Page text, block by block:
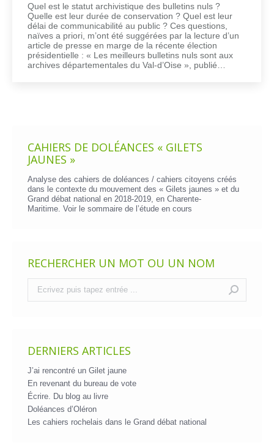
Quel est le statut archivistique des bulletins nuls ?
Quelle est leur durée de conservation ? Quel est leur
délai de communicabilité au public ? Ces questions,
naïves a priori, m’ont été suggérées par la lecture d’un
article de presse en marge de la récente élection
présidentielle : « Les meilleurs bulletins nuls sont aux
archives départementales du Val-d’Oise », publié…
CAHIERS DE DOLÉANCES « GILETS
JAUNES »
Analyse des cahiers de doléances / cahiers citoyens créés
dans le contexte du mouvement des « Gilets jaunes » et du
Grand débat national en 2018-2019, en Charente-
Maritime. Voir le sommaire de l’étude en cours
RECHERCHER UN MOT OU UN NOM
DERNIERS ARTICLES
J’ai rencontré un Gilet jaune
En revenant du bureau de vote
Écrire. Du blog au livre
Doléances d’Oléron
Les cahiers rochelais dans le Grand débat national